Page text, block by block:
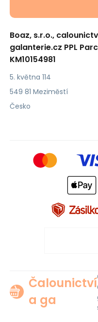
Boaz, s.r.o.,
galanterie.cz PPL
KM10154981
5. května 114
549 81 Meziměstí
Česko
Čalounictví
a ga